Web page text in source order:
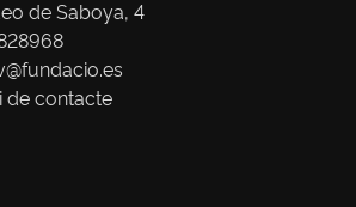
de Saboya, 4
de contacte